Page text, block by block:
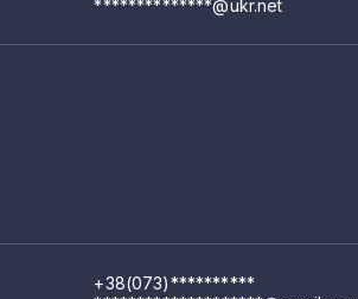
**************@ukr.net
+38(073)**********